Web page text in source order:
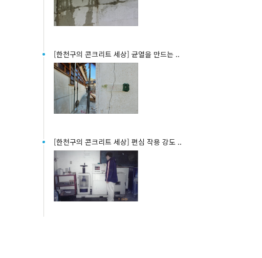
[한천구의 콘크리트 세상] 균열을 만드는 ..
[한천구의 콘크리트 세상] 편심 작용 강도 ..